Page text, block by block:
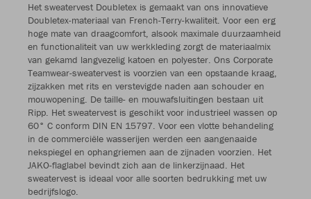
Het sweatervest Doubletex is gemaakt van ons innovatieve
Doubletex-materiaal van French-Terry-kwaliteit. Voor een erg
hoge mate van draagcomfort, alsook maximale duurzaamheid
en functionaliteit van uw werkkleding zorgt de materiaalmix
van gekamd langvezelig katoen en polyester. Ons Corporate
Teamwear-sweatervest is voorzien van een opstaande kraag,
zijzakken met rits en verstevigde naden aan schouder en
mouwopening. De taille- en mouwafsluitingen bestaan uit
Ripp. Het sweatervest is geschikt voor industrieel wassen op
60° C conform DIN EN 15797. Voor een vlotte behandeling
in de commerciële wasserijen werden een aangenaaide
nekspiegel en ophangriemen aan de zijnaden voorzien. Het
JAKO-flaglabel bevindt zich aan de linkerzijnaad. Het
sweatervest is ideaal voor alle soorten bedrukking met uw
bedrijfslogo.